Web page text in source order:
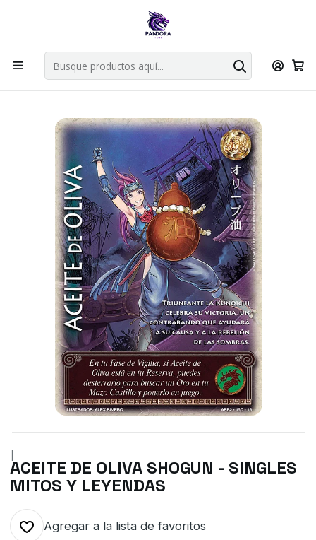
Por compras en cartas singles superiores a 49.990 el envio es
Explorar singles
Inicio Juegos de cartas TCG Mitos y Leyendas TCG
Singles Primer Bloque MYL Oro
|
ACEITE DE OLIVA SHOGUN - SINGLES
MITOS Y LEYENDAS
Agregar a la lista de favoritos